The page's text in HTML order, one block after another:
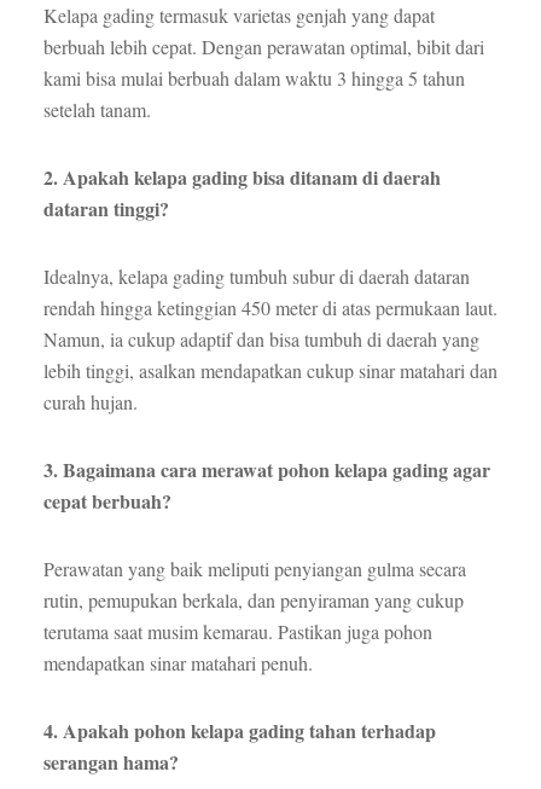
Kelapa gading termasuk varietas genjah yang dapat
berbuah lebih cepat. Dengan perawatan optimal, bibit dari
kami bisa mulai berbuah dalam waktu 3 hingga 5 tahun
setelah tanam.
2. Apakah kelapa gading bisa ditanam di daerah
dataran tinggi?
Idealnya, kelapa gading tumbuh subur di daerah dataran
rendah hingga ketinggian 450 meter di atas permukaan laut.
Namun, ia cukup adaptif dan bisa tumbuh di daerah yang
lebih tinggi, asalkan mendapatkan cukup sinar matahari dan
curah hujan.
3. Bagaimana cara merawat pohon kelapa gading agar
cepat berbuah?
Perawatan yang baik meliputi penyiangan gulma secara
rutin, pemupukan berkala, dan penyiraman yang cukup
terutama saat musim kemarau. Pastikan juga pohon
mendapatkan sinar matahari penuh.
4. Apakah pohon kelapa gading tahan terhadap
serangan hama?